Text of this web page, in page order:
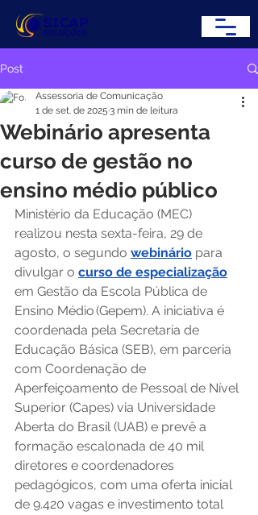
Post
Webinário apresenta
curso de gestão no
ensino médio público
Assessoria de Comunicação
1 de set. de 2025 3 min de leitura
Ministério da Educação (MEC)
realizou nesta sexta-feira, 29 de
agosto, o segundo webinário para
divulgar o curso de especialização
em Gestão da Escola Pública de
Ensino Médio (Gepem). A iniciativa é
coordenada pela Secretaria de
Educação Básica (SEB), em parceria
com Coordenação de
Aperfeiçoamento de Pessoal de Nível
Superior (Capes) via Universidade
Aberta do Brasil (UAB) e prevê a
formação escalonada de 40 mil
diretores e coordenadores
pedagógicos, com uma oferta inicial
de 9.420 vagas e investimento total